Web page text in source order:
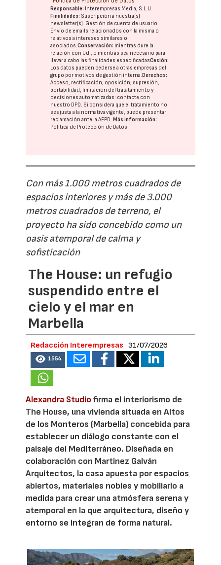
Responsable: Interempresas Media, S.L.U.
Finalidades: Suscripción a nuestra(s)
newsletter(s). Gestión de cuenta de usuario.
Envío de emails relacionados con la misma o
relativos a intereses similares o
asociados.Conservación: mientras dure la
relación con Ud., o mientras sea necesario para
llevar a cabo las finalidades especificadasCesión:
Los datos pueden cederse a otras empresas del
grupo por motivos de gestión interna. Derechos:
Acceso, rectificación, oposición, supresión,
portabilidad, limitación del tratatamiento y
decisiones automatizadas: contacte con
nuestro DPD. Si considera que el tratamiento no
se ajusta a la normativa vigente, puede presentar
reclamación ante laAEPD. Más información:
Política de Protección de Datos
Con más 1.000 metros cuadrados de
espacios interiores y más de 3.000
metros cuadrados de terreno, el
proyecto ha sido concebido como un
oasis atemporal de calma y
sofisticación
The House: un refugio
suspendido entre el
cielo y el mar en
Marbella
Redacción Interempresas 31/07/2026
1554
Alexandra Studio firma el interiorismo de
The House, una vivienda situada en Altos
de los Monteros (Marbella) concebida para
establecer un diálogo constante con el
paisaje del Mediterráneo. Diseñada en
colaboración con Martinez Galván
Arquitectos, la casa apuesta por espacios
abiertos, materiales nobles y mobiliario a
medida para crear una atmósfera serena y
atemporal en la que arquitectura, diseño y
entorno se integran de forma natural.